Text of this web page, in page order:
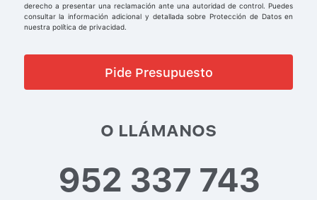
derecho a presentar una reclamación ante una autoridad de control. Puedes
consultar la información adicional y detallada sobre Protección de Datos en
nuestra política de privacidad.
O LLÁMANOS
952 337 743